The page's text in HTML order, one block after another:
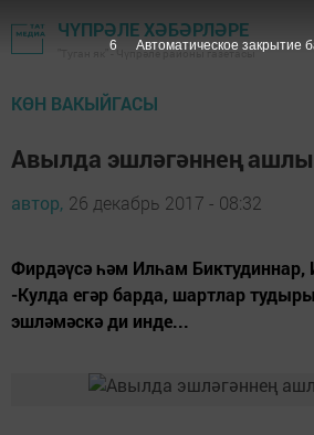
ЧҮПРӘЛЕ ХӘБӘРЛӘРЕ
"Туган як" - Чүпрәле районы газетасы
КӨН ВАКЫЙГАСЫ
Авылда эшләгәннең
автор, 26 декабрь 2017 - 08:32
Фирдәүсә һәм Илһам
-Кулда егәр барда, шартлар
эшләмәскә ди инде...
5 Автоматическое закрытие